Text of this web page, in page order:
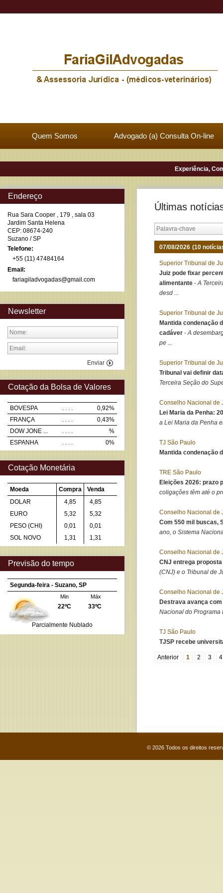
Quem Somos Advogado (a) Consulta On-line
Experiência,
Endereço
Rua Sara Cooper , 179 , sala 03
Jardim Santa Helena
CEP: 08674-240
Suzano / SP
Telefone:
+55 (11) 47484164
Email:
fariagiladvogadas@gmail.com
Newsletter
Enviar
Cotação da Bolsa de Valores
BOVESPA 0,92%
. . . .
FRANÇA
0,43%
. . . .
DOW JONE ...
%
. . . .
ESPANHA
0%
. . . .
Cotação Monetária
Moeda Compra
Venda
DOLAR
4,85
4,85
EURO
5,32
5,32
PESO (CHI)
0,01
0,01
SOL NOVO
1,31 1,31
Previsão do tempo
Segunda-feira - Suzano, SP
Máx
33ºC
Min
22ºC
Parcialmente Nublado
Últimas
07/08/2026 (10
Superior Tribunal de
Juiz pode fixar
alimentante -​A
desd ...
Superior Tribunal de
Mantida condenação
cadáver -​A
pe ...
Superior Tribunal de
Tribunal vai definir
Terceira Seção do
Conselho Nacional de
Lei Maria da Penha:
a Lei Maria da Penha
TJ São Paulo
Mantida condenação
TRE São Paulo
Eleições 2026: prazo
coligações têm até o
Conselho Nacional de
Com 550 mil buscas,
ano, o Sistema
Conselho Nacional de
CNJ entrega
(CNJ) e o Tribunal de
Conselho Nacional de
Destrava avança
Nacional do Programa
TJ São Paulo
TJSP recebe
Anterior 1 2 3 4
© 2026 Todos os direitos